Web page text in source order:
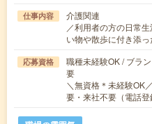
仕事内容
介護関連
／利用者の方の日常
い物や散歩に付き添
応募資格
職種未経験OK / ブラ
要
＼無資格＊未経験OK
要・来社不要（電話